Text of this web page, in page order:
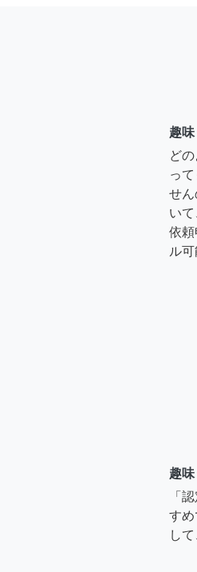
趣
ど
っ
せ
い
依
ル可
趣
「
す
し